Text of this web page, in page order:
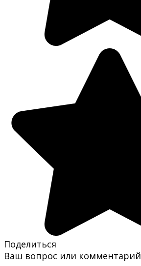
Поделиться
Ваш вопрос или комментарий